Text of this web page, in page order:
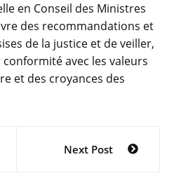
en Conseil des Ministres
des recommandations et
de la justice et de veiller,
avec les valeurs
et des croyances des
Next Post